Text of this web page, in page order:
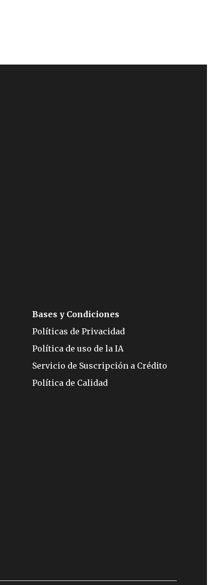
Bases y Condiciones
Políticas de Privacidad
Política de uso de la IA
Servicio de Suscripción a Crédito
Política de Calidad